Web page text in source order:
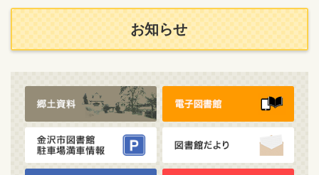
お知らせ